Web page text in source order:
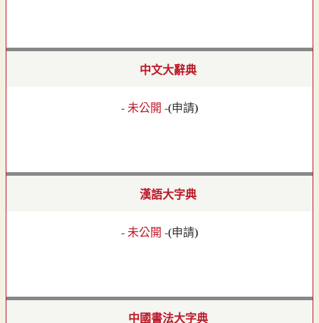
中文大辭典
- 未公開 -(申請)
漢語大字典
- 未公開 -(申請)
中國書法大字典